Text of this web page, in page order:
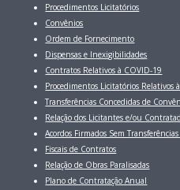
Procedimentos Licitatórios
Convênios
Ordem de Fornecimento
Dispensas e Inexigibilidades
Contratos Relativos à COVID-19
Procedimentos Licitatórios Relativos
Transferências Concedidas de
Relação dos Licitantes e/ou
Acordos Firmados Sem
Fiscais de Contratos
Relação de Obras Paralisadas
Plano de Contratação Anual